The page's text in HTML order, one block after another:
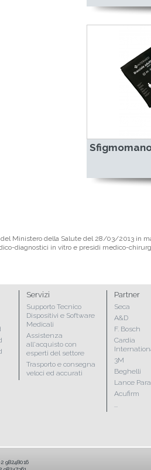
Ministero della Salute del 28/03/2013 in
diagnostici in vitro e presidi medico-
Servizi
Supporto Tecnico
Dispositivi e Software
Medicali
Assistenza
all'acquisto con
esperti del settore
Trasporto e consegna
veloci ed accurati
Partner
Seca
A&D
F. Bosch
Cardia
3M
Beghelli
Lance
Acufirm
...
98248016